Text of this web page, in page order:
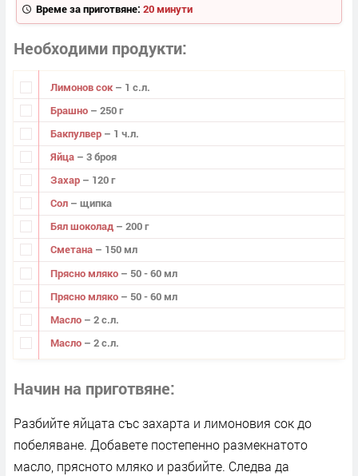
Време за приготвяне: 20 минути
Необходими продукти
Лимонов сок – 1 с.л.
Брашно – 250 г
Бакпулвер – 1 ч.л.
Яйца – 3 броя
Захар – 120 г
Сол – щипка
Бял шоколад – 200 г
Сметана – 150 мл
Прясно мляко – 50 - 60 мл
Прясно мляко – 50 - 60 мл
Масло – 2 с.л.
Масло – 2 с.л.
Начин на приготвяне
Разбийте яйцата със захарта и лимоновия сок до
побеляване. Добавете постепенно размекнатото
масло, прясното мляко и разбийте. Следва да